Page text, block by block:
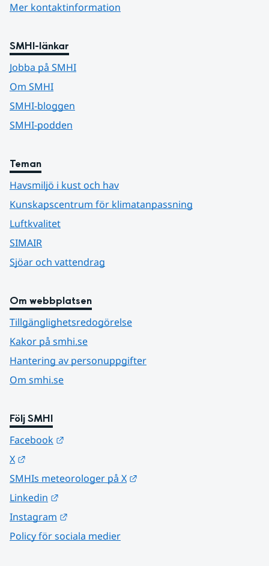
Mer kontaktinformation
SMHI-länkar
Jobba på SMHI
Om SMHI
SMHI-bloggen
SMHI-podden
Teman
Havsmiljö i kust och hav
Kunskapscentrum för klimatanpassning
Luftkvalitet
SIMAIR
Sjöar och vattendrag
Om webbplatsen
Tillgänglighetsredogörelse
Kakor på smhi.se
Hantering av personuppgifter
Om smhi.se
Följ SMHI
Facebook
X
SMHIs meteorologer på X
Linkedin
Instagram
Policy för sociala medier